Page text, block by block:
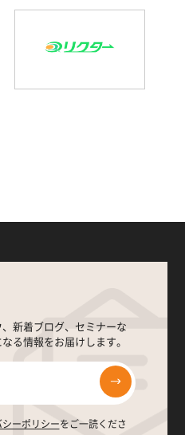
新着ブログ、セミナーな
る情報をお届けします。
シーポリシーをご一読くださ